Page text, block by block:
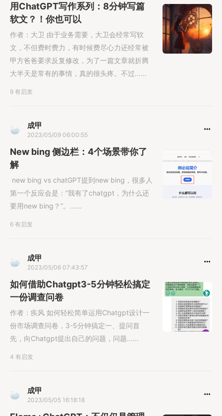
用ChatGPT写作系列：8分钟写篇
软文？！你也可以
作者：大卫 由于业务需要，大卫会经常写软
文，不但费时费力，有时候费尽心力还经常被
甲方爸爸要求反复修改，为了一篇文章就折腾
大半天是常有的事情，真的很头疼。不过......
9 有启发
成甲
2023/05/09 06:00:55
New bing 侧边栏：4个场景带你了
解
new bing vs chatGPT提到new bing，很多人
第一个反应会是：“我有了chatgpt，为什么还
要用new bing？”。......
6 有启发
成甲
2023/05/06 07:43:57
如何借助Chatgpt3-5分钟轻松搞定
一份调查问卷
作者：疾风 如何轻松简单运用Chatgpt设计一
份市场调查问卷，3-5分钟搞定一、提问首
先，向Chatgpt提出自己的问题，问题......
4 有启发
成甲
2023/05/05 16:18:18